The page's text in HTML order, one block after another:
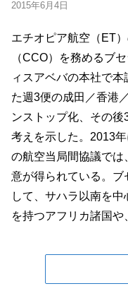
2015年6月4日
エチオピア航空（ET
（CCO）を務めるブ
ィスアベバの本社で
た週3便の成田／香港
ンストップ化、その
考えを示した。2013
の航空当局間協議で
意が得られている。ブ
して、サハラ以南を
を持つアフリカ諸国や